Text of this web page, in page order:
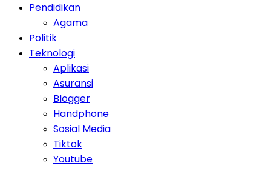
Pendidikan
Agama
Politik
Teknologi
Aplikasi
Asuransi
Blogger
Handphone
Sosial Media
Tiktok
Youtube